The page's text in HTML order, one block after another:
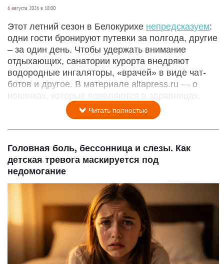
6 августа 2026 в 18:00
Этот летний сезон в Белокурихе непредсказуем:
одни гости бронируют путевки за полгода, другие
– за один день. Чтобы удержать внимание
отдыхающих, санатории курорта внедряют
водородные ингаляторы, «врачей» в виде чат-
ботов и другое. В материале altapress.ru — о
новинках, которые появляются в здравницах.
Читать полностью
Головная боль, бессонница и слезы. Как
детская тревога маскируется под
недомогание